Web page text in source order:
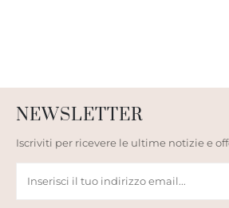
NEWSLETTER
Iscriviti per ricevere le ultime notizie e